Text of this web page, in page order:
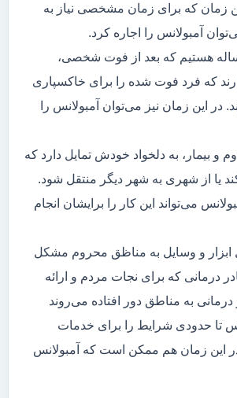
زمان که برای زمان مشخصی نیاز به
آمبولانس را اجاره کرد.
هستیم که بعد از فوت شخصی،
که فرد فوت شده را برای خاکسپاری
در این زمان نیز می‌توان آمبولانس را
بیمار، به دلخواد خودش تمایل دارد که
یا از شهری به شهر دیگر منتقل شود.
می‌تواند این کار را برایشان انجام
ابزار و وسایل به مناظق محروم مشکل
درمانی که برای نجات مردم و ارائه
به مناطق دور افتاده می‌روند
تا حدودی شرایط را برای خدمات
این زمان هم ممکن است که آمبولانس